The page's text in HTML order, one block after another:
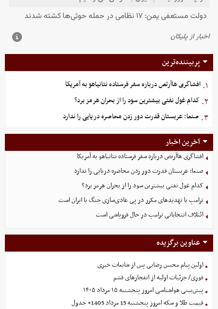
پربیننده‌ترین
۱. افشاگری هاآرتص درباره سفر فرستاده نتانیاهو به آمریکا
۲. کدام غول نفتی بیشترین سود را از بحران هرمز برد؟
۳. صنعا: عربستان قدرت دور زدن محاصره دریایی را ندارد
آخرین اخبار
افشاگری هاآرتص درباره سفر فرستاده نتانیاهو به آمریکا
صنعا: عربستان قدرت دور زدن محاصره دریایی را ندارد
کدام غول نفتی بیشترین سود را از بحران هرمز برد؟
ترامپ با تهدیدهای مکرر در پی عادی‌سازی جنگ با ایران است
ائتلاف انتخاباتی ترامپ در حال فروپاشی است
عناوین برگزیده
اولین پیام محسن رضایی پس از شایعات خبری
فوری/ جزئیات اولیه از انفجارهای قشم
پیش‌بینی هواشناسی امروز پنجشنبه ۱۵ مرداد ۱۴۰۵
قیمت طلا و سکه امروز پنجشنبه 15 مرداد 1405+ جدول